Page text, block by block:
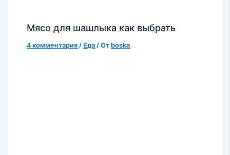
Мясо для шашлыка как выбрать
4 комментария / Еда / От boska